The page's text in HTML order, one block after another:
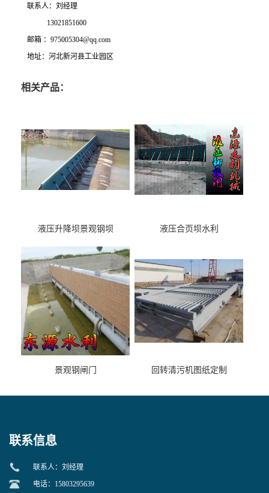
联系人：刘经理
13021851600
邮箱 ：975005304@qq.com
地址：河北新河县工业园区
相关产品：
液压升降坝景观钢坝 液压合页坝水利
景观钢闸门 回转清污机图纸定制
联系信息
联系人：刘经理
电话：15803295639